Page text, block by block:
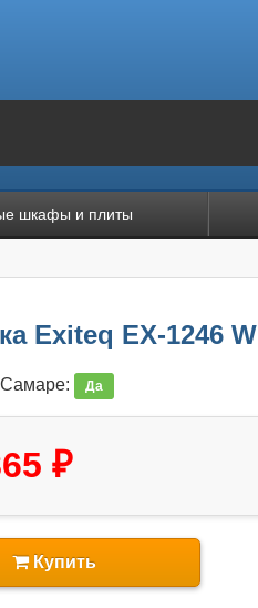
шкафы и плиты
Exiteq EX-1246
Да
₽
Купить